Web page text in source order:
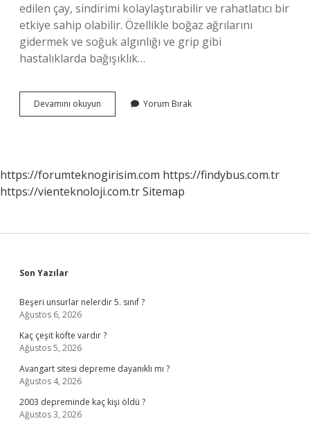
edilen çay, sindirimi kolaylaştırabilir ve rahatlatıcı bir
etkiye sahip olabilir. Özellikle boğaz ağrılarını
gidermek ve soğuk algınlığı ve grip gibi
hastalıklarda bağışıklık…
Devamını okuyun
Çayı
Yorum Bırak
https://forumteknogirisim.com https://findybus.com.tr
https://vienteknoloji.com.trSitemap
Sidebar
Son Yazılar
Beşeri unsurlar nelerdir 5. sınıf ?
Ağustos 6, 2026
Kaç çeşit köfte vardır ?
Ağustos 5, 2026
Avangart sitesi depreme dayanıklı mı ?
Ağustos 4, 2026
2003 depreminde kaç kişi öldü ?
Ağustos 3, 2026